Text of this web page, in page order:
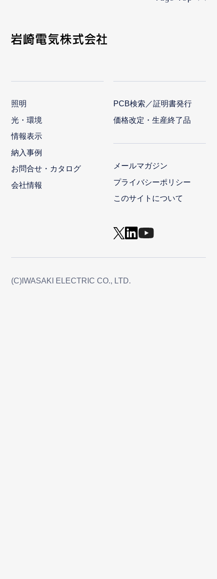
照明
光・環境
情報表示
納入事例
お問合せ・カタログ
会社情報
PCB検索／証明書発行
価格改定・生産終了品
メールマガジン
プライバシーポリシー
このサイトについて
(C)IWASAKI ELECTRIC CO., LTD.